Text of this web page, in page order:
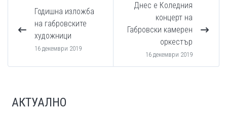
Годишна изложба
на габровските
художници
16 декември 2019
Днес е Коледния
концерт на
Габровски камерен
оркестър
16 декември 2019
АКТУАЛНО